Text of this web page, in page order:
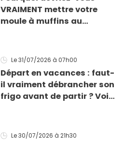
VRAIMENT mettre votre
moule à muffins au
!
Le 31/07/2026 à 07h00
Départ en vacances : faut-
il vraiment débrancher son
frigo avant de partir ? Voici
Le 30/07/2026 à 21h30